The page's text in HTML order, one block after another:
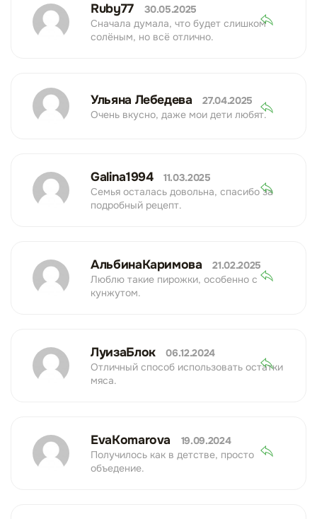
Ruby77
30.05.2025
Сначала думала, что будет слишком
солёным, но всё отлично.
Ульяна Лебедева
27.04.2025
Очень вкусно, даже мои дети любят.
Galina1994
11.03.2025
Семья осталась довольна, спасибо за
подробный рецепт.
АльбинаКаримова
21.02.2025
Люблю такие пирожки, особенно с
кунжутом.
ЛуизаБлок
06.12.2024
Отличный способ использовать остатки
мяса.
EvaKomarova
19.09.2024
Получилось как в детстве, просто
объедение.